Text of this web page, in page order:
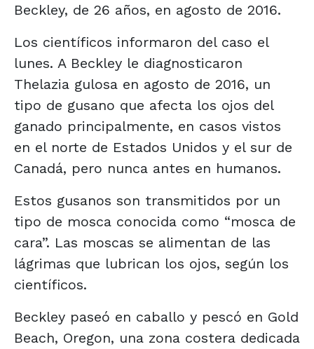
Beckley, de 26 años, en agosto de 2016.
Los científicos informaron del caso el
lunes. A Beckley le diagnosticaron
Thelazia gulosa en agosto de 2016, un
tipo de gusano que afecta los ojos del
ganado principalmente, en casos vistos
en el norte de Estados Unidos y el sur de
Canadá, pero nunca antes en humanos.
Estos gusanos son transmitidos por un
tipo de mosca conocida como “mosca de
cara”. Las moscas se alimentan de las
lágrimas que lubrican los ojos, según los
científicos.
Beckley paseó en caballo y pescó en Gold
Beach, Oregon, una zona costera dedicada